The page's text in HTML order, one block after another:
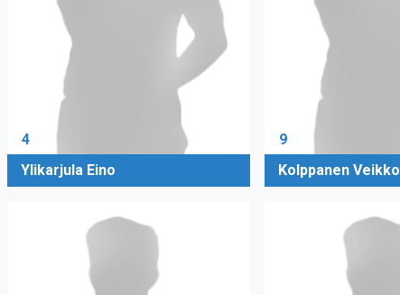
4
Ylikarjula Eino
9
Kolppanen Veikko